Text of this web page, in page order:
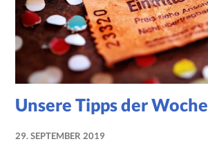
Unsere Tipps der Woche
29. SEPTEMBER 2019